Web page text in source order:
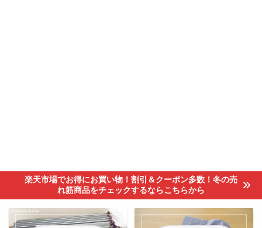
楽天市場でお得にお買い物！割引＆クーポン多数！冬の売
れ筋商品をチェックするならこちらから